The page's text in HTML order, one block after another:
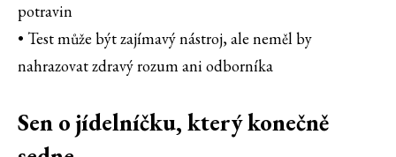
potravin
• Test může být zajímavý nástroj, ale neměl by
nahrazovat zdravý rozum ani odborníka
Sen o jídelníčku, který konečně